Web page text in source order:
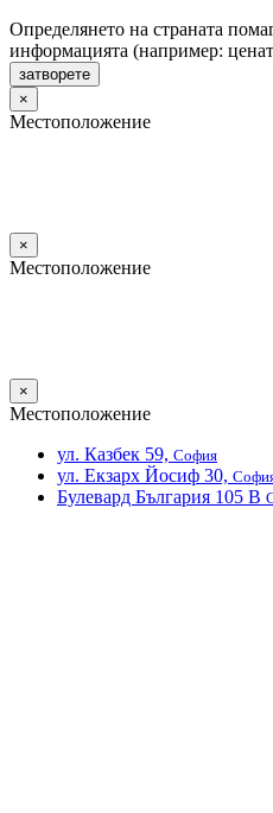
Определянето на страната
информацията (например:
затворете
×
Местоположение
×
Местоположение
×
Местоположение
ул. Казбек 59, София
ул. Екзарх Йосиф 30,
Булевард България 105 В